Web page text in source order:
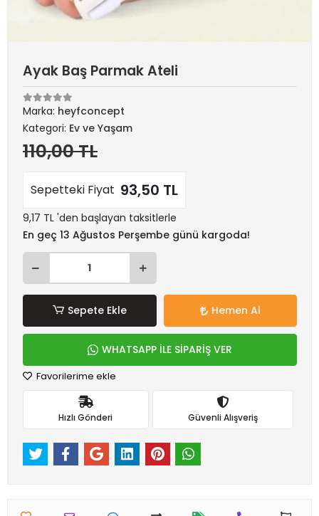
Ayak Baş Parmak Ateli
Marka: heyfconcept
Kategori: Ev ve Yaşam
110,00 TL
Sepetteki Fiyat 93,50 TL
9,17 TL 'den başlayan taksitlerle
En geç 13 Ağustos Perşembe günü kargoda!
Sepete Ekle Hemen Al
WHATSAPP İLE SİPARİŞ VER
Favorilerime ekle
Hızlı Gönderi Güvenli Alışveriş